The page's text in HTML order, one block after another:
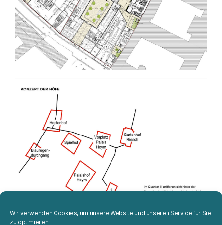
Wir verwenden Cookies, um unsere Website und unseren Service für Sie
zu optimieren.